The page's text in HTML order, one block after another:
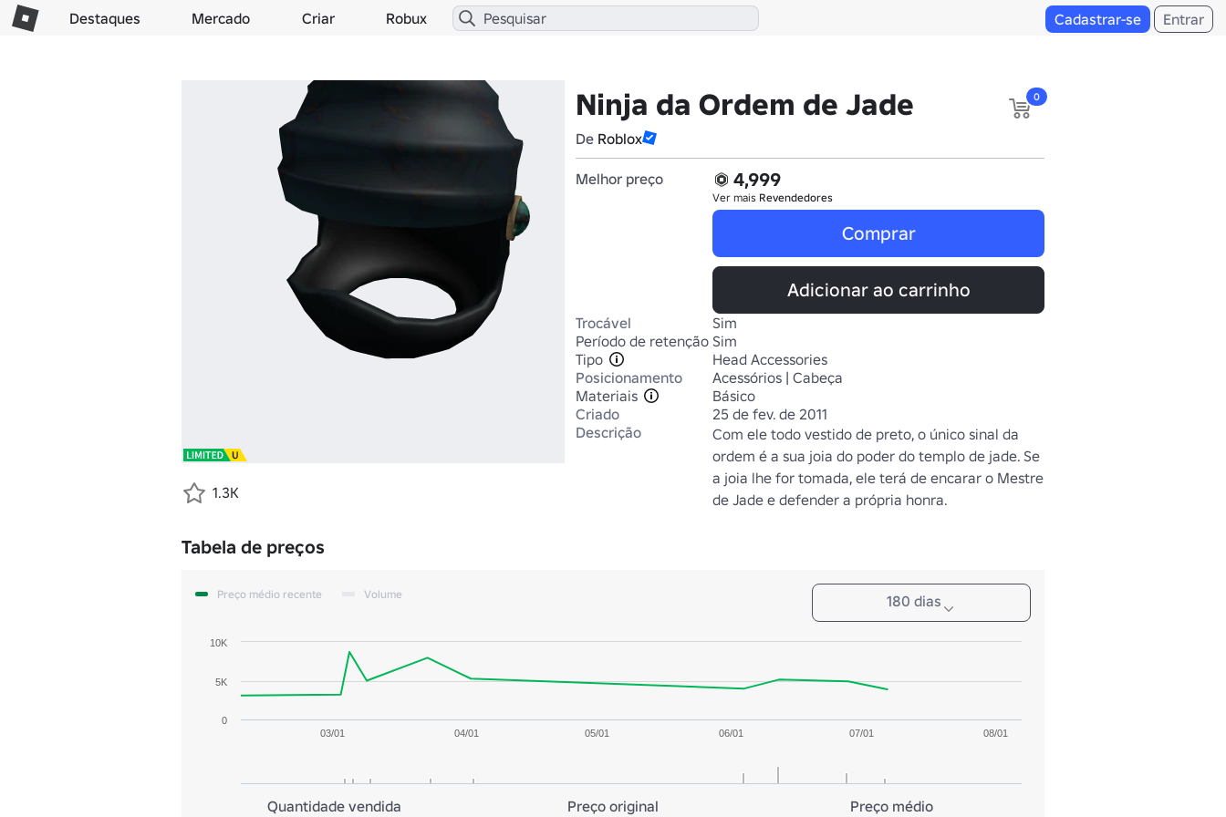
Destaques Mercado Criar Robux Cadastrar-se Entrar
Ninja da Ordem de Jade
De Roblox
0
Melhor preço 4,999
Ver mais Revendedores
Comprar
Adicionar ao carrinho
Trocável
Sim
Período de retenção Sim
Tipo
Head Accessories
Posicionamento
Acessórios | Cabeça
Materiais
Básico
Criado
25 de fev. de 2011
Descrição
Com ele todo vestido de preto, o único sinal da
ordem é a sua joia do poder do templo de jade. Se
a joia lhe for tomada, ele terá de encarar o Mestre
de Jade e defender a própria honra.
1.3K
Tabela de preços
180 dias
Preço médio recente Volume
03/01 04/01 05/01 06/01 07/01 08/01
0
5K
10K
Quantidade vendida Preço original Preço médio